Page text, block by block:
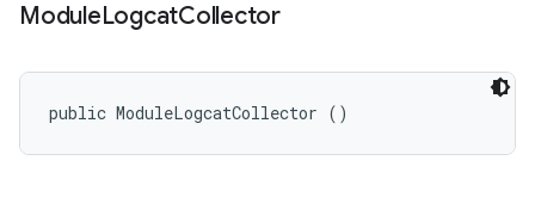
ModuleLogcatCollector
public ModuleLogcatCollector ()